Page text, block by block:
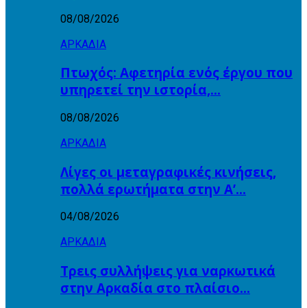
08/08/2026
ΑΡΚΑΔΙΑ
Πτωχός: Αφετηρία ενός έργου που
υπηρετεί την ιστορία,…
08/08/2026
ΑΡΚΑΔΙΑ
Λίγες οι μεταγραφικές κινήσεις,
πολλά ερωτήματα στην Α’…
04/08/2026
ΑΡΚΑΔΙΑ
Τρεις συλλήψεις για ναρκωτικά
στην Αρκαδία στο πλαίσιο…